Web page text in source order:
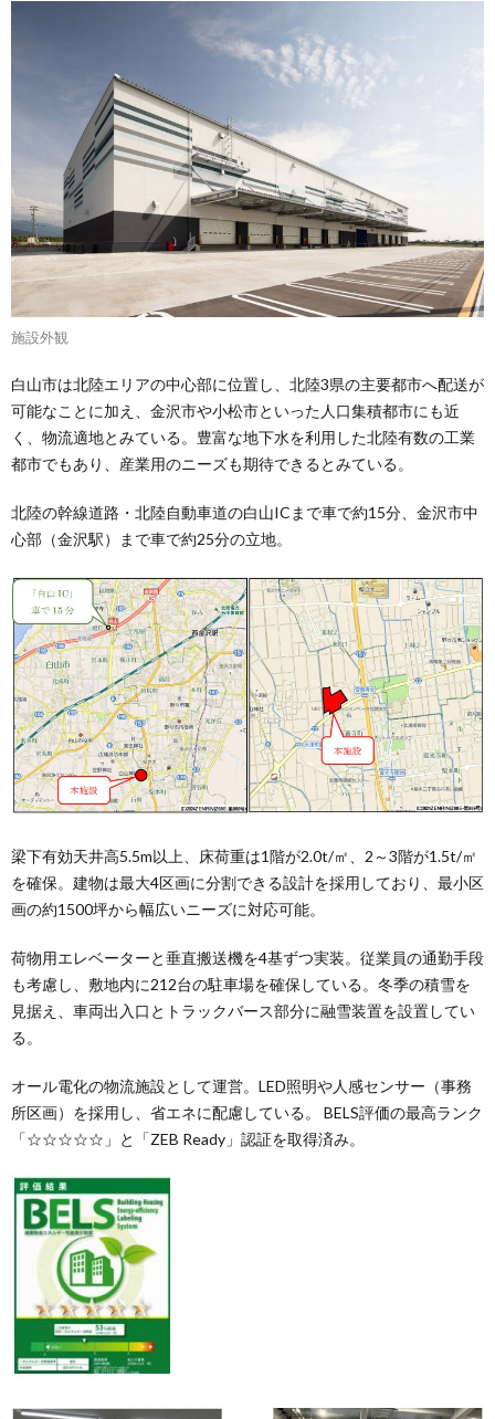
施設外観
白山市は北陸エリアの中心部に位置し、北陸3県の主要都市へ配送が
可能なことに加え、金沢市や小松市といった人口集積都市にも近
く、物流適地とみている。豊富な地下水を利用した北陸有数の工業
都市でもあり、産業用のニーズも期待できるとみている。
北陸の幹線道路・北陸自動車道の白山ICまで車で約15分、金沢市中
心部（金沢駅）まで車で約25分の立地。
梁下有効天井高5.5m以上、床荷重は1階が2.0t/㎡、2～3階が1.5t/㎡
を確保。建物は最大4区画に分割できる設計を採用しており、最小区
画の約1500坪から幅広いニーズに対応可能。
荷物用エレベーターと垂直搬送機を4基ずつ実装。従業員の通勤手段
も考慮し、敷地内に212台の駐車場を確保している。冬季の積雪を
見据え、車両出入口とトラックバース部分に融雪装置を設置してい
る。
オール電化の物流施設として運営。LED照明や人感センサー（事務
所区画）を採用し、省エネに配慮している。 BELS評価の最高ランク
「☆☆☆☆☆」と「ZEB Ready」認証を取得済み。